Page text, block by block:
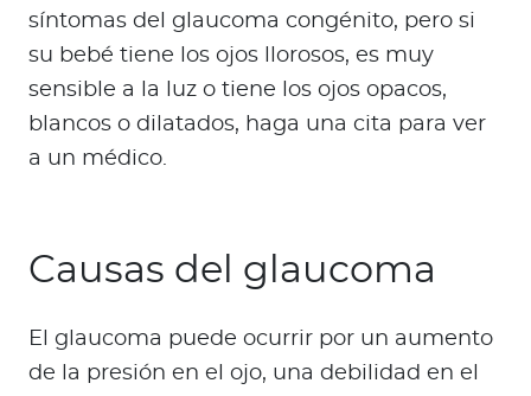
síntomas del glaucoma congénito, pero si
su bebé tiene los ojos llorosos, es muy
sensible a la luz o tiene los ojos opacos,
blancos o dilatados, haga una cita para ver
a un médico.
Causas del glaucoma
El glaucoma puede ocurrir por un aumento
de la presión en el ojo, una debilidad en el